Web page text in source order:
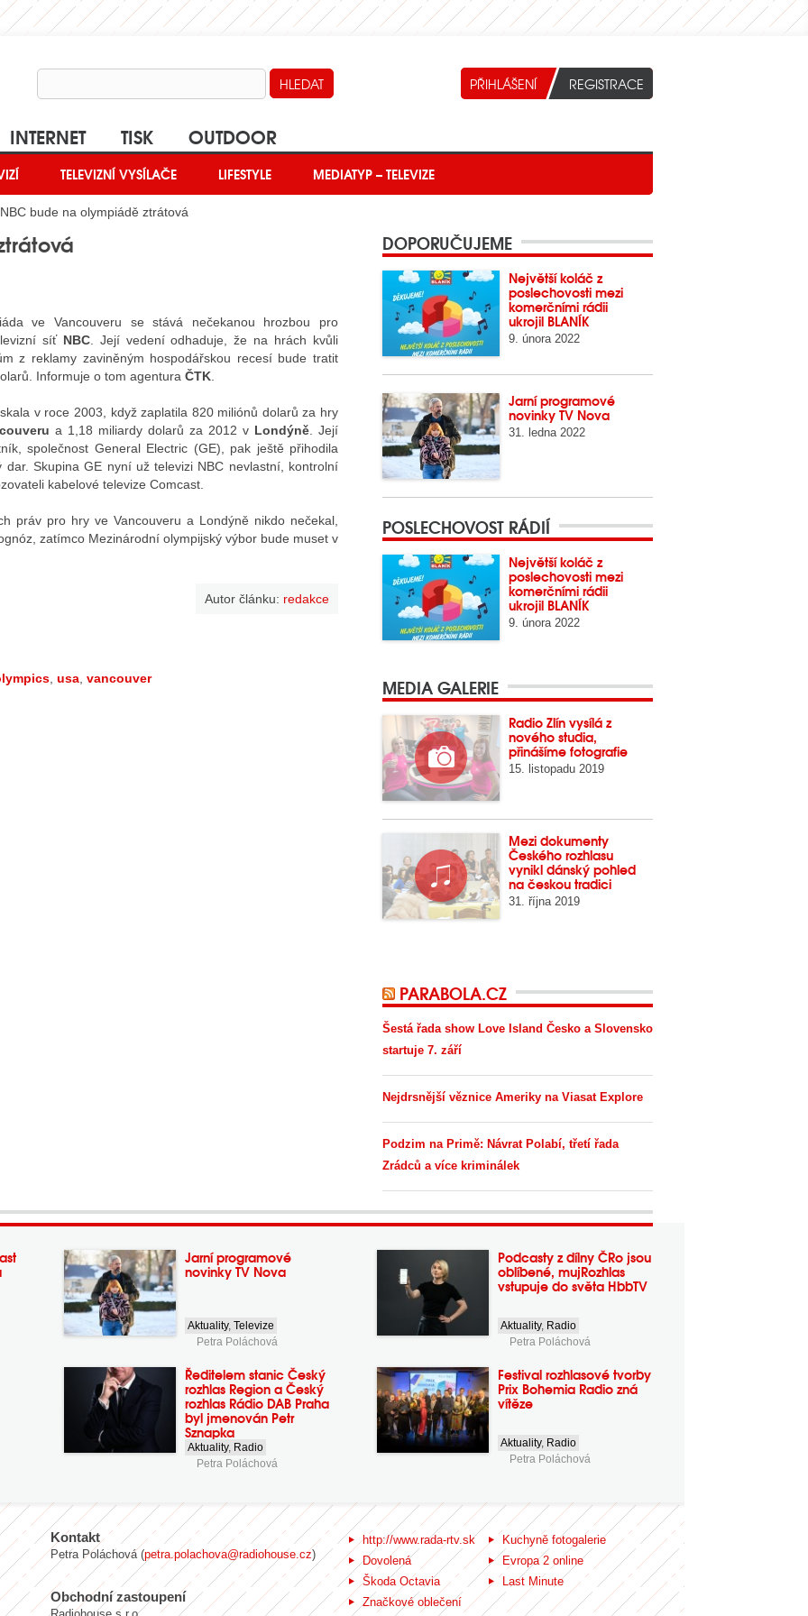
TELEVIZNÍ VYSÍLAČE LIFESTYLE MEDIATYP – TELEVIZE
INTERNET TISK OUTDOOR
bude na olympiádě ztrátová
ve Vancouveru se stává nečekanou hrozbou pro
síť NBC. Její vedení odhaduje, že na hrách kvůli
z reklamy zaviněným hospodářskou recesí bude tratit
Informuje o tom agentura ČTK
v roce 2003, když zaplatila 820 miliónů dolarů za hry
a 1,18 miliardy dolarů za 2012 v Londýně . Její
společnost General Electric (GE), pak ještě přihodila
Skupina GE nyní už televizi NBC nevlastní, kontrolní
kabelové televize Comcast.
práv pro hry ve Vancouveru a Londýně nikdo nečekal,
zatímco Mezinárodní olympijský výbor bude muset v
Autor článku: redakce
usa vancouver
DOPORUČUJEME
Největší koláč z
poslechovosti mezi
komerčními rádii
ukrojil BLANÍK
9. února 2022
Jarní programové
novinky TV Nova
31. ledna 2022
POSLECHOVOST RÁDIÍ
Největší koláč z
poslechovosti mezi
komerčními rádii
ukrojil BLANÍK
9. února 2022
MEDIA GALERIE
Radio Zlín vysílá z
nového studia,
přinášíme fotografie
15. listopadu 2019
Mezi dokumenty
Českého rozhlasu
vynikl dánský pohled
na českou tradici
31. října 2019
PARABOLA.CZ
Šestá řada show Love Island Česko a Slovensko
startuje 7. září
Nejdrsnější věznice Ameriky na Viasat Explore
Podzim na Primě: Návrat Polabí, třetí řada
Zrádců a více kriminálek
Jarní programové
novinky TV Nova
Aktuality,Televize
Petra Poláchová
Podcasty z dílny ČRo jsou
oblíbené, mujRozhlas
vstupuje do světa HbbTV
Aktuality, Radio
Petra Poláchová
Ředitelem stanic Český
rozhlas Region a Český
rozhlas Rádio DAB Praha
byl jmenován Petr
Sznapka
Aktuality, Radio
Petra Poláchová
Festival rozhlasové tvorby
Prix Bohemia Radio zná
vítěze
Aktuality, Radio
Petra Poláchová
Kontakt
Petra Poláchová (petra.polachova@radiohouse.cz)
Obchodní zastoupení
http://www.rada-rtv.sk
Kuchyně fotogalerie
Dovolená
Evropa 2 online
Škoda Octavia
Last Minute
Značkové oblečení